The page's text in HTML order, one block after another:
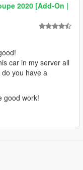
2020 [Add-On |
car in my server all
you have a
good work!